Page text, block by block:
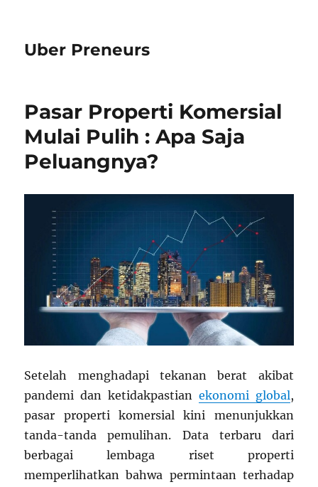
Uber Preneurs
Pasar Properti Komersial
Mulai Pulih : Apa Saja
Peluangnya?
Setelah menghadapi tekanan berat akibat
pandemi dan ketidakpastian ekonomi global,
pasar properti komersial kini menunjukkan
tanda-tanda pemulihan. Data terbaru dari
berbagai lembaga riset properti
memperlihatkan bahwa permintaan terhadap